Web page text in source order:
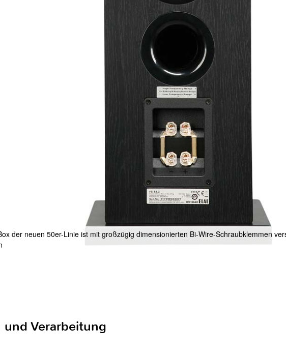
der neuen 50er-Linie ist mit großzügig dimensionierten Bi-Wire-Schraubklemmen
Verarbeitung